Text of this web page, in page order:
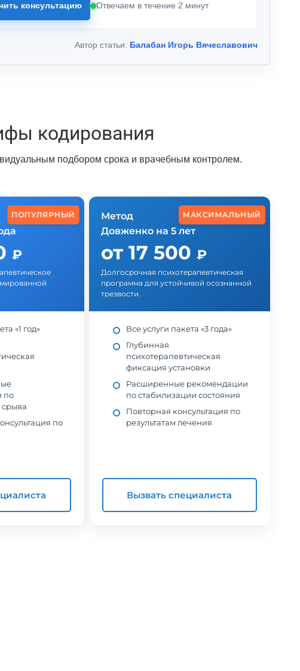
консультацию Отвечаем в течение 2 минут
Автор статьи: Балабан Игорь Вячеславович
кодирования
подбором срока и врачебным контролем.
ПОПУЛЯРНЫЙ
₽
«1 год»
по
по
МАКСИМАЛЬНЫЙ
Метод
Довженко на 5 лет
от 17 500 ₽
Долгосрочная психотерапевтическая
программа для устойчивой осознанной
трезвости.
Все услуги пакета «3 года»
Глубинная
психотерапевтическая
фиксация установки
Расширенные рекомендации
по стабилизации состояния
Повторная консультация по
результатам лечения
Вызвать специалиста